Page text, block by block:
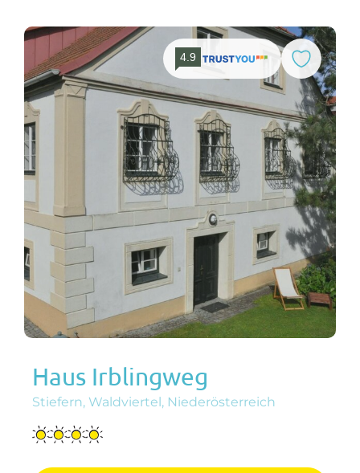
4.9
Haus Irblingweg
Stiefern, Waldviertel, Niederösterreich